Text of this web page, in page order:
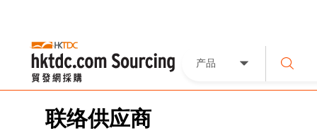
产品
联络供应商